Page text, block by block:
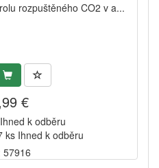
rozpuštěného CO2 v a...
€
k odběru
ks Ihned k odběru
57916